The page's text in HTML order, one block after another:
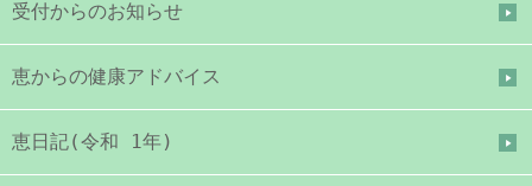
受付からのお知らせ
恵からの健康アドバイス
恵日記(令和 1年)